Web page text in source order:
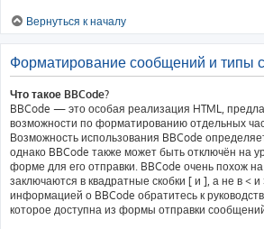
Вернуться к началу
Форматирование сообщений и типы
Что такое BBCode?
BBCode — это особая реализация HTML,
возможности по форматированию отдельных
Возможность использования BBCode
однако BBCode также может быть отключён на
форме для его отправки. BBCode очень похож
заключаются в квадратные скобки [ и ], а не в <
информацией о BBCode обратитесь к
которое доступна из формы отправки